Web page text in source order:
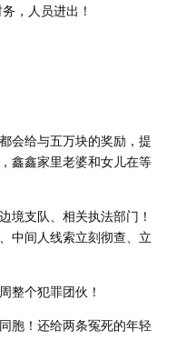
，人员进出！
会给与五万块的奖励，提
鑫鑫家里老婆和女儿在等
境支队、相关执法部门！
中间人线索立刻彻查、立
整个犯罪团伙！
胞！还给两条冤死的年轻